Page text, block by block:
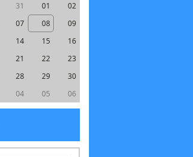
31 01
02
07 08
09
14 15
16
21 22
23
28 29
30
04 05 06